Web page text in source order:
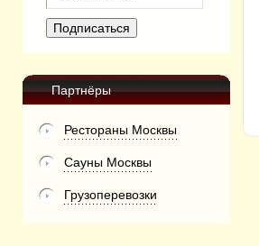
Партнёры
Рестораны Москвы
Сауны Москвы
Грузоперевозки